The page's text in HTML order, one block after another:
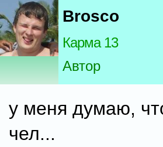
Brosco
Карма 13
Автор
у меня думаю,
чел...